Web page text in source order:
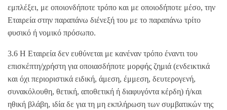
εμπλέξει, με οποιονδήποτε τρόπο και με οποιοδήποτε μέσο, την
Εταιρεία στην παραπάνω διένεξή του με το παραπάνω τρίτο
φυσικό ή νομικό πρόσωπο.
3.6 Η Εταιρεία δεν ευθύνεται με κανέναν τρόπο έναντι του
επισκέπτη/χρήστη για οποιασδήποτε μορφής ζημιά (ενδεικτικά
και όχι περιοριστικά ειδική, άμεση, έμμεση, δευτερογενή,
συνακόλουθη, θετική, αποθετική ή διαφυγόντα κέρδη) ή/και
ηθική βλάβη, ιδία δε για τη μη εκπλήρωση των συμβατικών της